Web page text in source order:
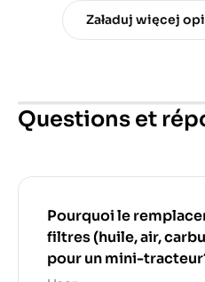
Załaduj więcej
Questions et
Pourquoi le
filtres (huile, air,
pour un mini-